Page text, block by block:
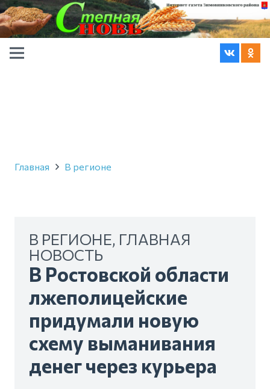
Главная В регионе
В РЕГИОНЕ, ГЛАВНАЯ
НОВОСТЬ
В Ростовской области
лжеполицейские
придумали новую
схему выманивания
денег через курьера